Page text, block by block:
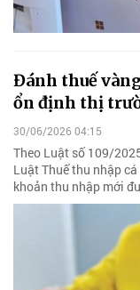
Đánh thuế
ổn định thị
30/06/2026 04:15
Theo Luật số 109/
Luật Thuế thu nhập
khoản thu nhập mới